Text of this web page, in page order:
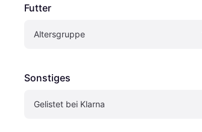
Futter
Altersgruppe
Sonstiges
Gelistet bei Klarna